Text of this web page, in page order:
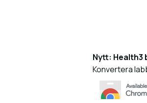
Nytt:
Konvertera